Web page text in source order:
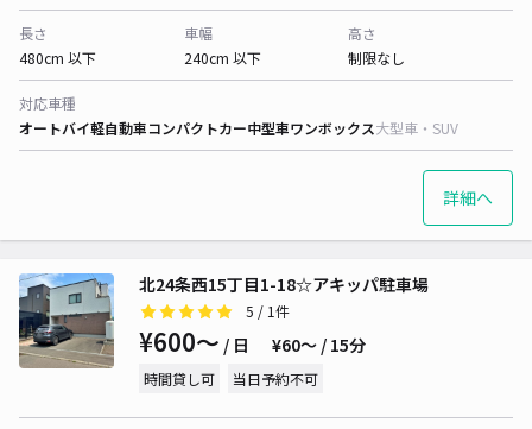
長さ
480cm 以下
車幅
240cm 以下
高さ
制限なし
対応車種
オートバイ軽自動車コンパクトカー中型車ワンボックス大型車・SUV
詳細へ
北24条西15丁目1-18☆アキッパ駐車場
5 / 1件
¥600〜 / 日 ¥60〜 / 15分
時間貸し可 当日予約不可